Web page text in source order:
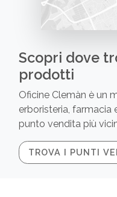
Scopri dove
prodotti
Oficine Clemàn è un
erboristeria, farmacia
punto vendita più
TROVA I PUNTI